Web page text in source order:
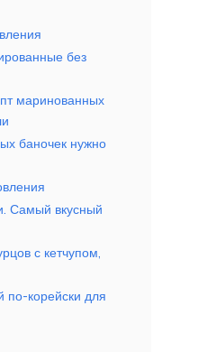
без
маринованных
баночек нужно
Самый вкусный
с кетчупом,
по-корейски для